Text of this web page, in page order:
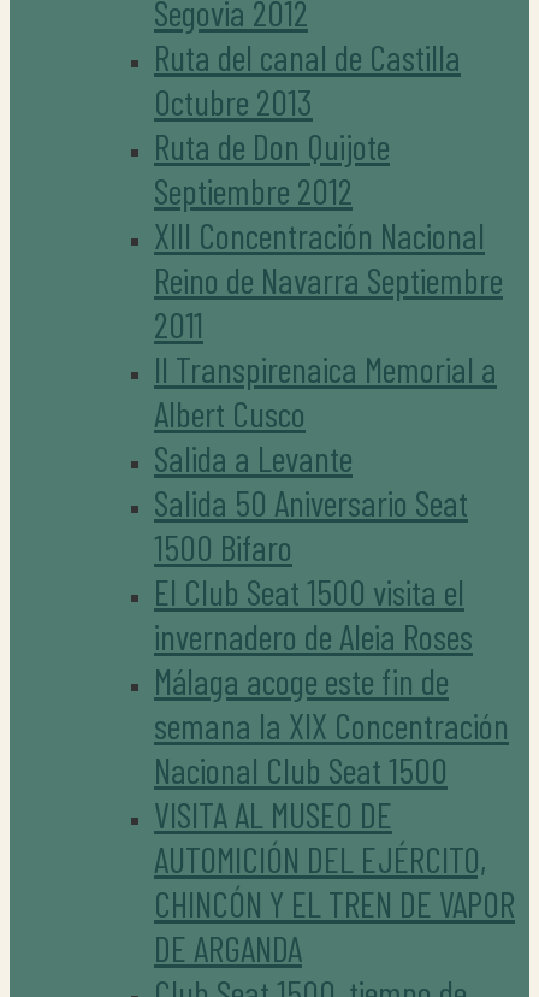
Segovia 2012
Ruta del canal de Castilla
Octubre 2013
Ruta de Don Quijote
Septiembre 2012
XIII Concentración Nacional
Reino de Navarra Septiembre
2011
II Transpirenaica Memorial a
Albert Cusco
Salida a Levante
Salida 50 Aniversario Seat
1500 Bifaro
El Club Seat 1500 visita el
invernadero de Aleia Roses
Málaga acoge este fin de
semana la XIX Concentración
Nacional Club Seat 1500
VISITA AL MUSEO DE
AUTOMICIÓN DEL EJÉRCITO,
CHINCÓN Y EL TREN DE VAPOR
DE ARGANDA